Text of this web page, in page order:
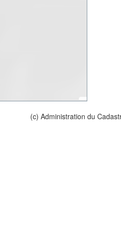
(c) Administration du